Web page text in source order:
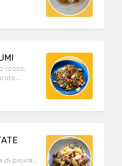
rosso,
di piovra